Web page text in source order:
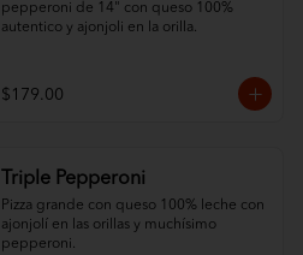
pepperoni de 14" con queso 100%
autentico y ajonjoli en la orilla.
$179.00
Triple Pepperoni
Pizza grande con queso 100% leche con
ajonjolí en las orillas y muchísimo
pepperoni.